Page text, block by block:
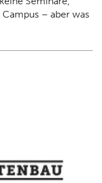
– aber was